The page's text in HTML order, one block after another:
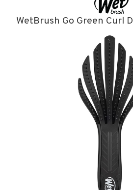
Fitness
Lelut, Lapsi & Vauva
WetBrush Go Green Curl